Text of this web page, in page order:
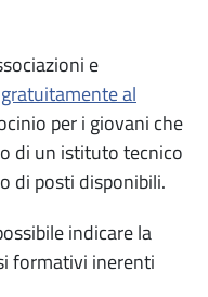
e
al
per i giovani che
di un istituto tecnico
di posti disponibili.
indicare la
formativi inerenti